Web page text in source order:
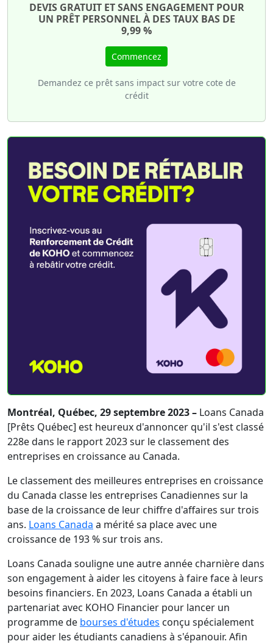
DEVIS GRATUIT ET SANS ENGAGEMENT POUR
UN PRÊT PERSONNEL À DES TAUX BAS DE
9,99 %
Commencez
Demandez ce prêt sans impact sur votre cote de
crédit
Montréal, Québec, 29 septembre 2023 – Loans Canada
[Prêts Québec] est heureux d'annoncer qu'il s'est classé
228e dans le rapport 2023 sur le classement des
entreprises en croissance au Canada.
Le classement des meilleures entreprises en croissance
du Canada classe les entreprises Canadiennes sur la
base de la croissance de leur chiffre d'affaires sur trois
ans. Loans Canada a mérité sa place avec une
croissance de 193 % sur trois ans.
Loans Canada souligne une autre année charnière dans
son engagement à aider les citoyens à faire face à leurs
besoins financiers. En 2023, Loans Canada a établi un
partenariat avec KOHO Financier pour lancer un
programme de bourses d'études conçu spécialement
pour aider les étudiants canadiens à s'épanouir. Afin